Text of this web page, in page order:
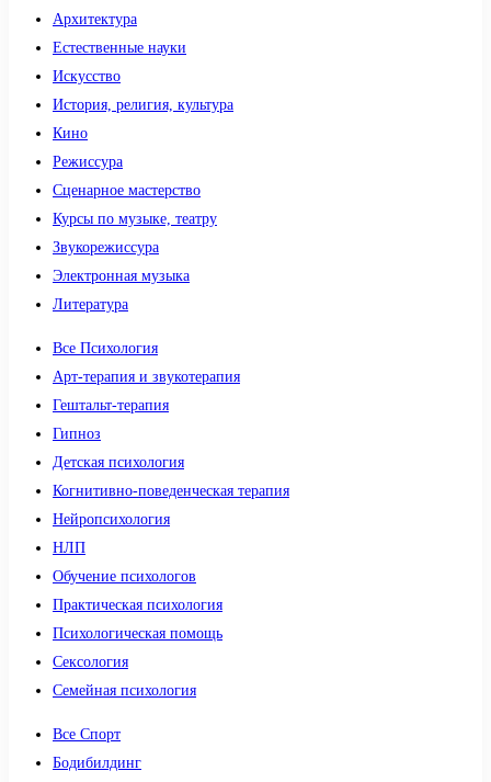
Архитектура
Естественные науки
Искусство
История, религия, культура
Кино
Режиссура
Сценарное мастерство
Курсы по музыке, театру
Звукорежиссура
Электронная музыка
Литература
Все Психология
Арт-терапия и звукотерапия
Гештальт-терапия
Гипноз
Детская психология
Когнитивно-поведенческая терапия
Нейропсихология
НЛП
Обучение психологов
Практическая психология
Психологическая помощь
Сексология
Семейная психология
Все Спорт
Бодибилдинг